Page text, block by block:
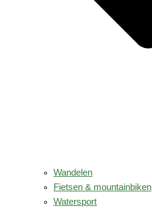
Wandelen
Fietsen & mountainbiken
Watersport